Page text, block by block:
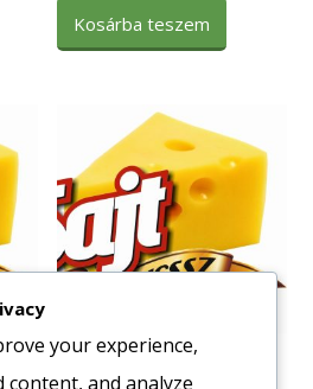
Kosárba teszem
Fagy. Hamburger Zsemle
your experience,
and analyze